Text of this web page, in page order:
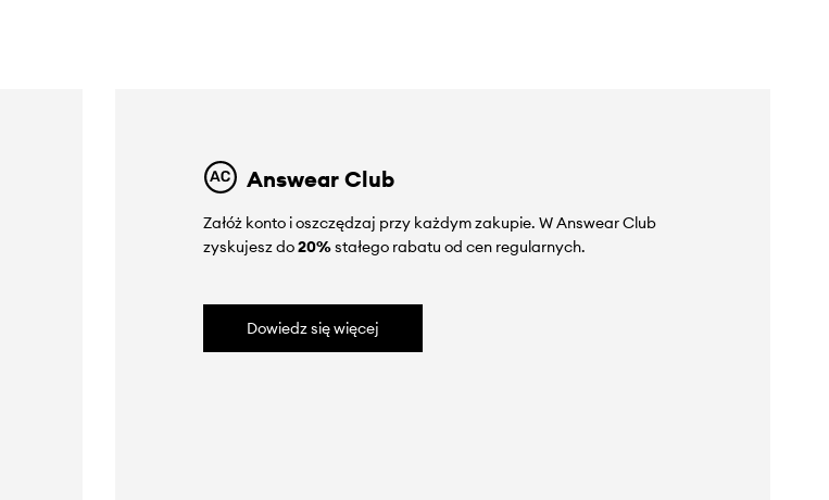
Answear Club
Załóż konto i oszczędzaj przy każdym zakupie. W Answear Club
zyskujesz do20%stałego rabatu od cen regularnych.
Dowiedz się więcej